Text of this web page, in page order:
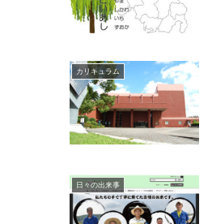
カリキュラム
日々の出来事